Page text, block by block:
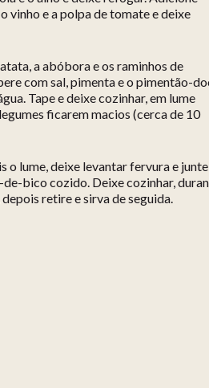
vinho e a polpa de tomate e deixe
a abóbora e os raminhos de
com sal, pimenta e o pimentão-
Tape e deixe cozinhar, em lume
ficarem macios (cerca de 10
o lume, deixe levantar fervura e
de-bico cozido. Deixe cozinhar,
retire e sirva de seguida.